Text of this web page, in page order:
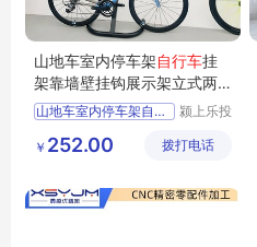
山地车室内停车架自行车挂
架靠墙壁挂钩展示架立式两
台单车支撑架
山地车室内停车架自行车挂
颍上乐投
有限公司
￥ 252.00 拨打电话